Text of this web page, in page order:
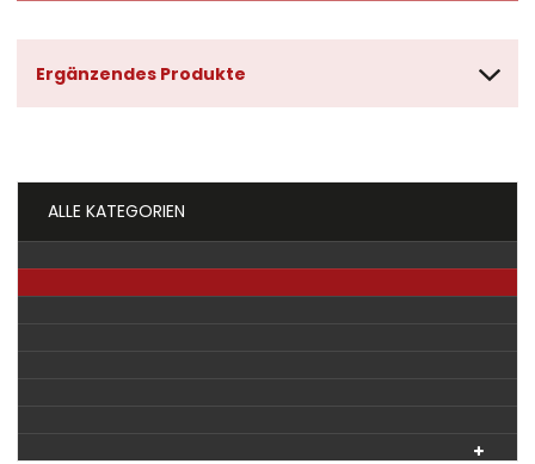
Ergänzendes Produkte
ALLE KATEGORIEN